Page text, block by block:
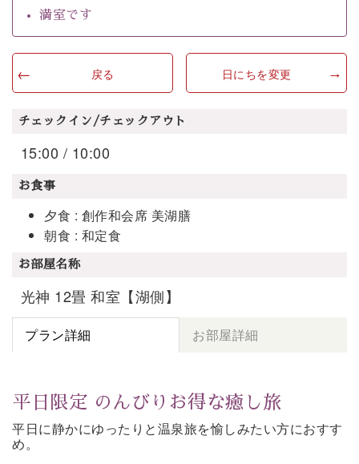
満室です
戻る 日にちを変更
チェックイン/チェックアウト
15:00 / 10:00
お食事
夕食 : 創作和会席 美湖膳
朝食 : 和定食
お部屋名称
光神 12畳 和室【湖側】
プラン詳細 お部屋詳細
平日限定 のんびりお得な癒し旅
平日に静かにゆったりと温泉旅を愉しみたい方におすす
め。